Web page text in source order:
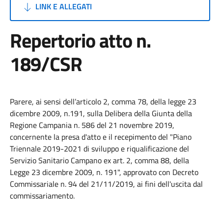
LINK E ALLEGATI
Repertorio atto n.
189/CSR
Parere, ai sensi dell’articolo 2, comma 78, della legge 23
dicembre 2009, n.191, sulla Delibera della Giunta della
Regione Campania n. 586 del 21 novembre 2019,
concernente la presa d'atto e il recepimento del "Piano
Triennale 2019-2021 di sviluppo e riqualificazione del
Servizio Sanitario Campano ex art. 2, comma 88, della
Legge 23 dicembre 2009, n. 191", approvato con Decreto
Commissariale n. 94 del 21/11/2019, ai fini dell'uscita dal
commissariamento.